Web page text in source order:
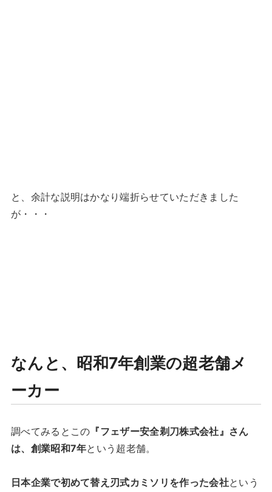
と、余計な説明はかなり端折らせていただきました
が・・・
なんと、昭和7年創業の超老舗メ
ーカー
調べてみるとこの 『フェザー安全剃刀株式会社』さん
は、創業昭和7年という超老舗。
日本企業で初めて替え刃式カミソリを作った会社という